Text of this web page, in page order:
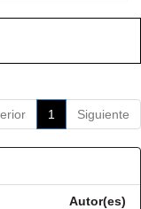
1 Siguiente
Autor(es)